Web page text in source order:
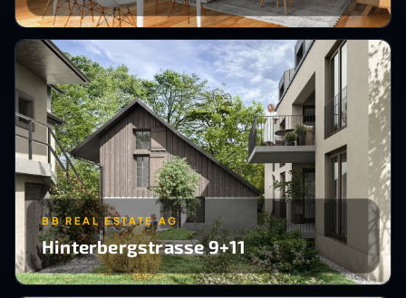
BB REAL ESTATE AG
Hinterbergstrasse 9+11